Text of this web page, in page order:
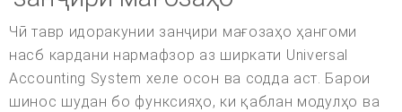
Чӣ тавр идоракунии занҷири мағозаҳо ҳангоми
насб кардани нармафзор аз ширкати Universal
Accounting System хеле осон ва содда аст. Барои
шинос шудан бо функсияҳо, ки қаблан модулҳо ва